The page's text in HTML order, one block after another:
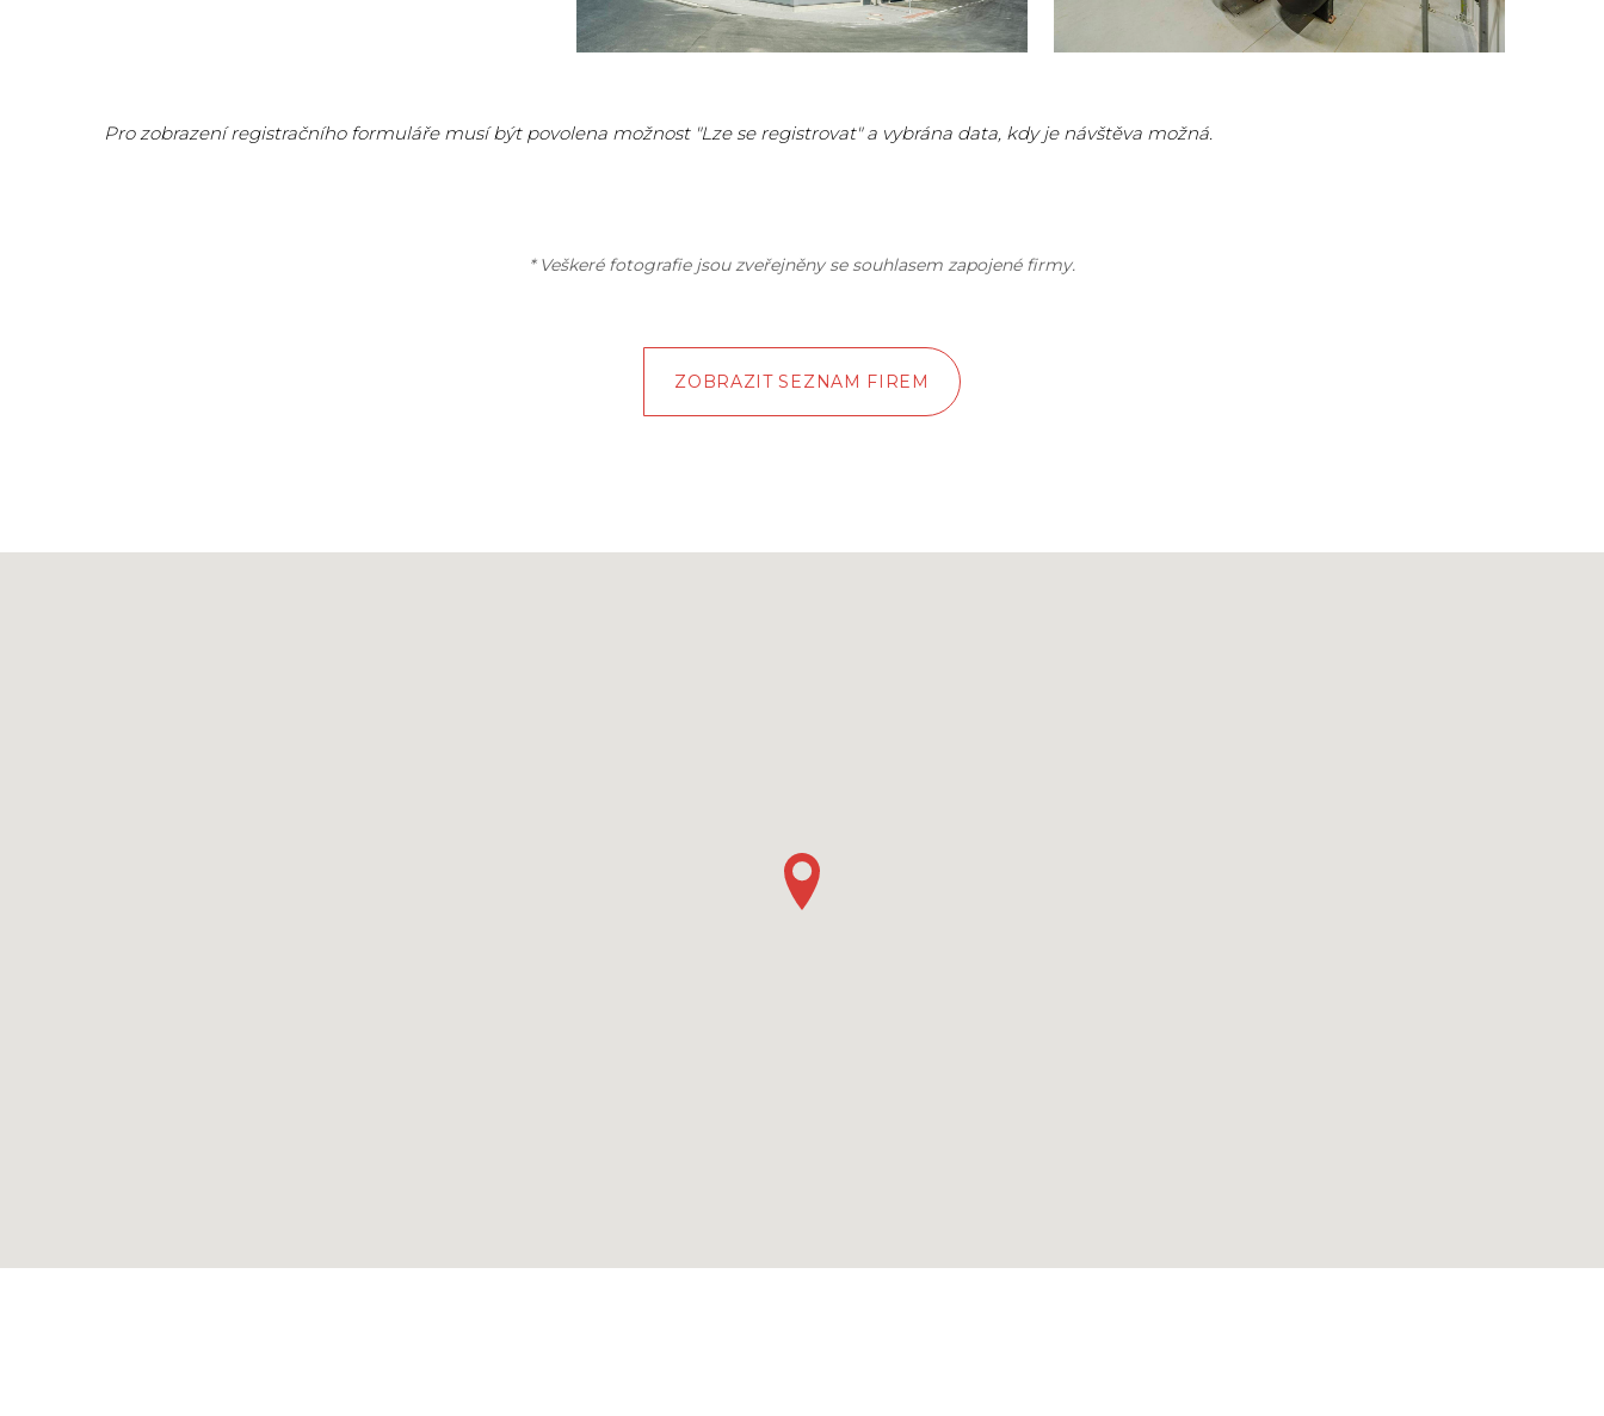
Pro zobrazení registračního formuláře musí být povolena možnost "Lze se registrovat" a vybrána data, kdy je návštěva možná.
* Veškeré fotografie jsou zveřejněny se souhlasem zapojené firmy.
ZOBRAZIT SEZNAM FIREM